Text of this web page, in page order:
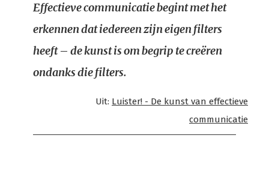
Effectieve communicatie begint met het
erkennen dat iedereen zijn eigen filters
heeft – de kunst is om begrip te creëren
ondanks die filters.
Uit: Luister! - De kunst van effectieve
communicatie